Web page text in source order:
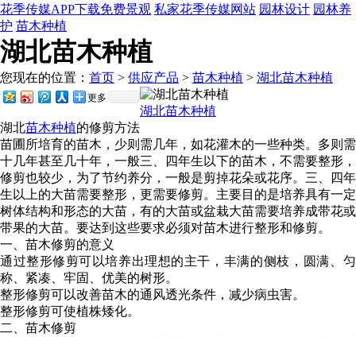
花季传媒APP下载免费景观 私家花季传媒网站 园林设计 园林养
护 苗木种植
湖北苗木种植
您现在的位置： 首页 > 供应产品 > 苗木种植 > 湖北苗木种植
更多
湖北苗木种植
湖北苗木种植的修剪方法
苗圃所培育的苗木，少则需几年，如花灌木的一些种类。多则需
十几年甚至几十年，一般三、四年生以下的苗木，不需要整形，
修剪也较少，为了节约养分，一般是剪掉花朵或花序。三、四年
生以上的大苗需要整形，更需要修剪。主要目的是培养具有一定
树体结构和形态的大苗，有的大苗或盆栽大苗需要培养成带花或
带果的大苗。要达到这些要求必须对苗木进行整形和修剪。
一、苗木修剪的意义
通过整形修剪可以培养出理想的主干，丰满的侧枝，圆满、匀
称、紧凑、牢固、优美的树形。
整形修剪可以改善苗木的通风透光条件，减少病虫害。
整形修剪可使植株矮化。
二、苗木修剪